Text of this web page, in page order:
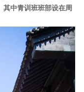
其中青训班班部设在周